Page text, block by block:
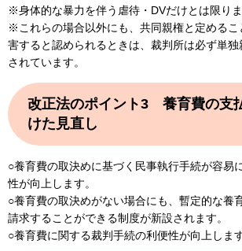
※身体的な暴力を伴う虐待・DVだけとは限りま
※これらの場合以外にも、共同親権と定めるこ
害すると認められるときは、裁判所は必ず単独
されています。
改正法のポイント3 養育費の支
けた見直し
○養育費の取決めに基づく民事執行手続が容易
性が向上します。
○養育費の取決めがない場合にも、暫定的な養
請求することができる制度が新設されます。
○養育費に関する裁判手続の利便性が向上します